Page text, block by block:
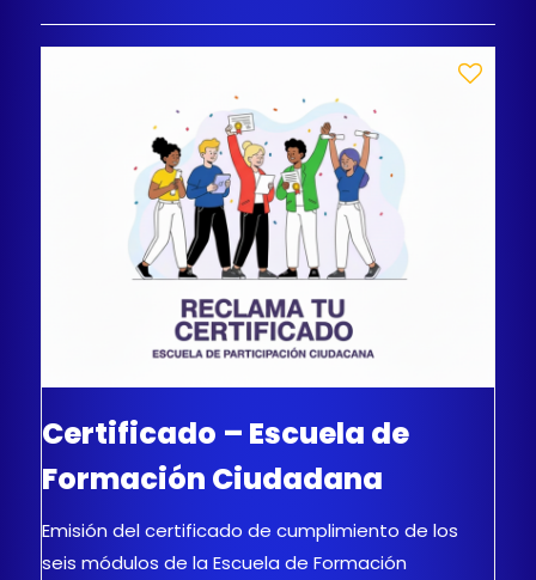
Certificado – Escuela de
Formación Ciudadana
Emisión del certificado de cumplimiento de los
seis módulos de la Escuela de Formación